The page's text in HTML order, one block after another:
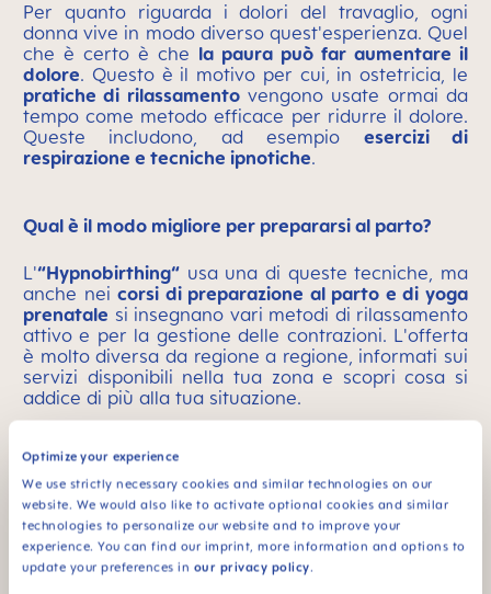
Optimize your experience
We use strictly necessary cookies and similar technologies on our
website. We would also like to activate optional cookies and similar
technologies to personalize our website and to improve your
experience. You can find our imprint, more information and options to
update your preferences in our privacy policy.
Per quanto riguarda i dolori del travaglio, ogni
donna vive in modo diverso quest'esperienza. Quel
che è certo è che la paura può far aumentare il
dolore. Questo è il motivo per cui, in ostetricia, le
pratiche di rilassamentovengono usate ormai da
tempo come metodo efficace per ridurre il dolore.
Queste includono, ad esempio esercizi di
respirazione e tecniche ipnotiche.
Qual è il modo migliore per prepararsi al parto?
L'“Hypnobirthing“ usa una di queste tecniche, ma
anche neicorsi di preparazione al parto e di yoga
prenatale si insegnano vari metodi di rilassamento
attivo e per la gestione delle contrazioni. L'offerta
è molto diversa da regione a regione, informati sui
servizi disponibili nella tua zona e scopri cosa si
addice di più alla tua situazione.
Il tuo medico può già esporti quali possibilità ci
sono perridurre il dolore durante il parto
qualunque cosa combatta le tue paure è una cosa
positiva, anche il fatto di informarsi in modo più
approfondito. Molte donne si sentono più tranquille
se hanno l'opportunità di visitare in anticipo
l'ospedale o il luogo del parto.